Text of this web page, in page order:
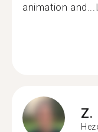
animation and...
Z.